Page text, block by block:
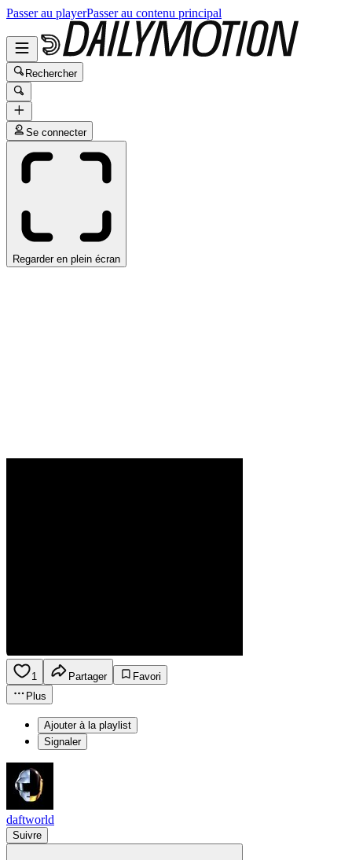
Passer au playerPasser au contenu principal
Rechercher
Se connecter
Regarder en plein écran
1 Partager
Favori
Plus
Ajouter à la playlist
Signaler
daftworld
Suivre